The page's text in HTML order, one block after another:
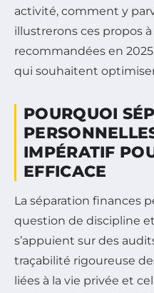
activité, comment y
illustrerons ces propos
recommandées en
qui souhaitent
POURQUOI
IMPÉRATIF
EFFICACE
La séparation finances
question de discipline
s’appuient sur des
traçabilité rigoureuse
liées à la vie privée et